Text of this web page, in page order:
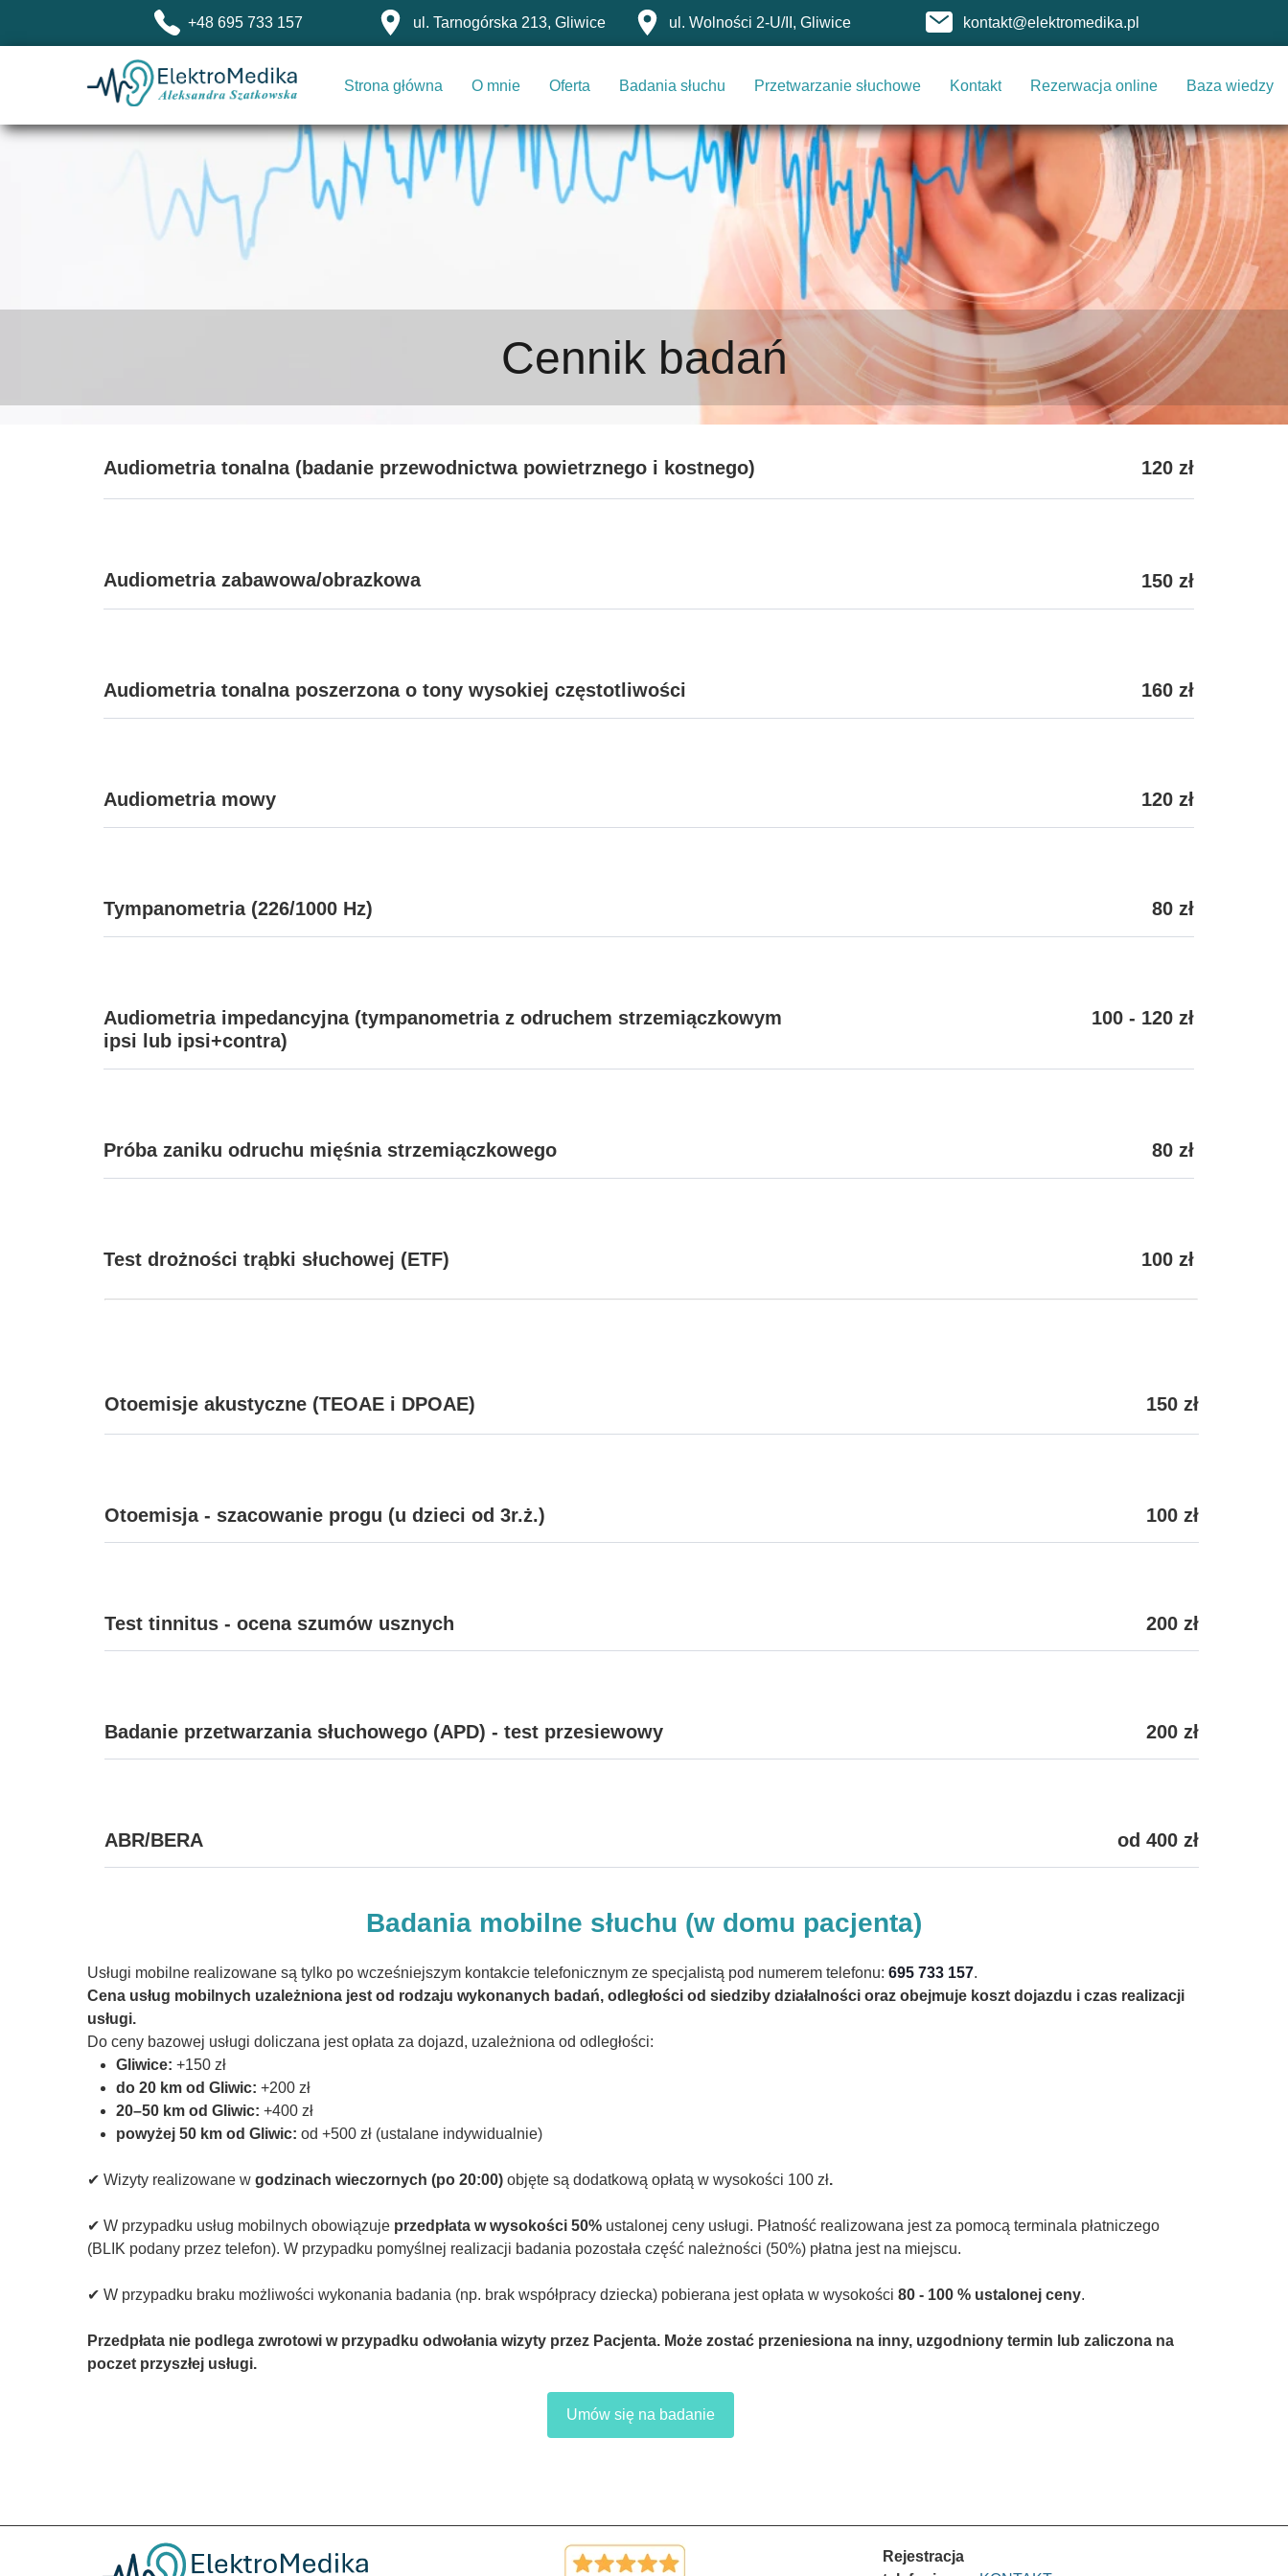
Cennik badań
kontakt@elektromedika.pl
+48 695 733 157
Strona główna O mnie Oferta Badania słuchu Przetwarzanie słuchowe Kontakt Rezerwacja online Baza wiedzy
ul. Wolności 2-U/II, Gliwice
ul. Tarnogórska 213, Gliwice
120 zł
Audiometria tonalna (badanie przewodnictwa powietrznego i kostnego)
150 zł
Audiometria zabawowa/obrazkowa
160 zł
Audiometria tonalna poszerzona o tony wysokiej częstotliwości
120 zł
Audiometria mowy
80 zł
Tympanometria (226/1000 Hz)
100 - 120 zł
Audiometria impedancyjna (tympanometria z odruchem strzemiączkowym
ipsi lub ipsi+contra)
80 zł
Próba zaniku odruchu mięśnia strzemiączkowego
100 zł
Test drożności trąbki słuchowej (ETF)
150 zł
Otoemisje akustyczne (TEOAE i DPOAE)
100 zł
Otoemisja - szacowanie progu (u dzieci od 3r.ż.)
200 zł
Test tinnitus - ocena szumów usznych
200 zł
Badanie przetwarzania słuchowego (APD) - test przesiewowy
od 400 zł
ABR/BERA
Umów się na badanie
Badania mobilne słuchu (w domu pacjenta)
Usługi mobilne realizowane są tylko po wcześniejszym kontakcie telefonicznym ze specjalistą pod numerem telefonu: 695 733 157.
Cena usług mobilnych uzależniona jest od rodzaju wykonanych badań, odległości od siedziby działalności oraz obejmuje koszt dojazdu i czas realizacji
usługi.
Do ceny bazowej usługi doliczana jest opłata za dojazd, uzależniona od odległości:
Gliwice: +150 zł
do 20 km od Gliwic: +200 zł
20–50 km od Gliwic: +400 zł
powyżej 50 km od Gliwic: od +500 zł (ustalane indywidualnie)
✔ Wizyty realizowane w godzinach wieczornych (po 20:00) objęte są dodatkową opłatą w wysokości 100 zł.
✔ W przypadku usług mobilnych obowiązuje przedpłata w wysokości 50% ustalonej ceny usługi. Płatność realizowana jest za pomocą terminala płatniczego
(BLIK podany przez telefon). W przypadku pomyślnej realizacji badania pozostała część należności (50%) płatna jest na miejscu.
✔ W przypadku braku możliwości wykonania badania (np. brak współpracy dziecka) pobierana jest opłata w wysokości 80 - 100 % ustalonej ceny.
Przedpłata nie podlega zwrotowi w przypadku odwołania wizyty przez Pacjenta. Może zostać przeniesiona na inny, uzgodniony termin lub zaliczona na
poczet przyszłej usługi.
Rejestracja